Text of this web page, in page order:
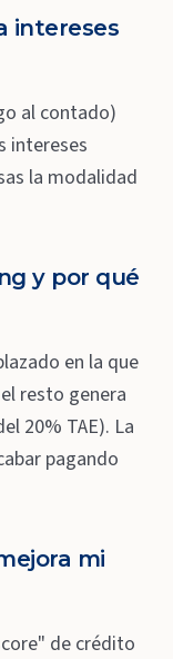
intereses
al contado)
intereses
la modalidad
y por qué
en la que
resto genera
20% TAE). La
pagando
mi
de crédito